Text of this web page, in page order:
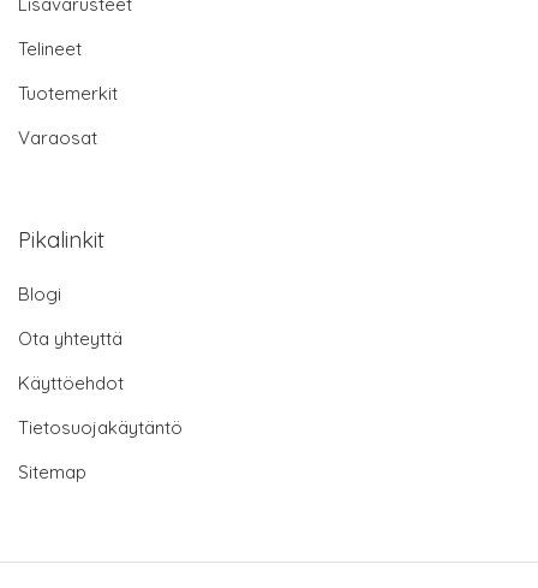
Telineet
Tuotemerkit
Varaosat
Pikalinkit
Blogi
Ota yhteyttä
Käyttöehdot
Tietosuojakäytäntö
Sitemap